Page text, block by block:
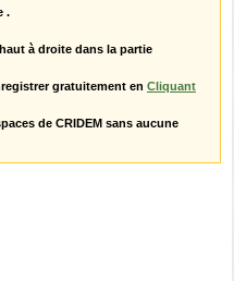
.
à droite dans la partie
gratuitement en Cliquant
de CRIDEM sans aucune